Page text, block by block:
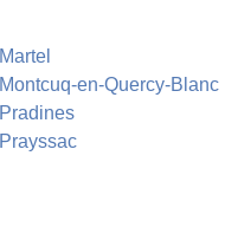
Martel
Montcuq-en-Quercy-Blanc
Pradines
Prayssac